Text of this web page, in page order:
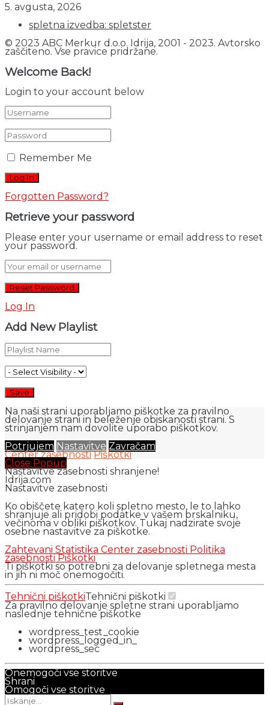
5. avgusta, 2026
spletna izvedba: spletster
© 2023 ABC Merkur d.o.o. Idrija, 2001 - 2023. Avtorsko
zaščiteno. Vse pravice pridržane.
Welcome Back!
Login to your account below
Remember Me
Forgotten Password?
Retrieve your password
Please enter your username or email address to reset
your password.
Log In
Add New Playlist
Na naši strani uporabljamo piškotke za pravilno
delovanje strani in beleženje obiskanosti strani. S
strinjanjem nam dovolite uporabo piškotkov.
Potrjujem Nastavitve Zavračam
Center zasebnosti Piškotki
Close Popup
Nastavitve zasebnosti shranjene!
Idrija.com
Nastavitve zasebnosti
Ko obiščete katero koli spletno mesto, le to lahko
shranjuje ali pridobi podatke v vašem brskalniku,
večinoma v obliki piškotkov. Tukaj nadzirate svoje
osebne nastavitve za piškotke.
Zahtevani Statistika Center zasebnosti Politika
zasebnosti Piškotki
Ti piškotki so potrebni za delovanje spletnega mesta
in jih ni moč onemogočiti.
Tehnični piškotkiTehnični piškotki
Za pravilno delovanje spletne strani uporabljamo
naslednje tehnične piškotke
wordpress_test_cookie
wordpress_logged_in_
wordpress_sec
Onemogoči vse storitve
Shrani
Omogoči vse storitve